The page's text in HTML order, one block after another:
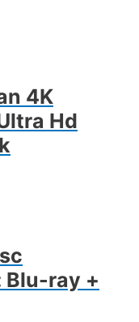
4K
Hd
Blu-ray +